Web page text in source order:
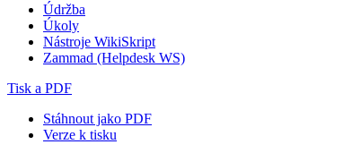
Údržba
Úkoly
Nástroje WikiSkript
Zammad (Helpdesk WS)
Tisk a PDF
Stáhnout jako PDF
Verze k tisku